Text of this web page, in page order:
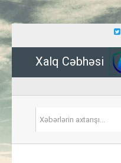
Xalq Cəbhəsi